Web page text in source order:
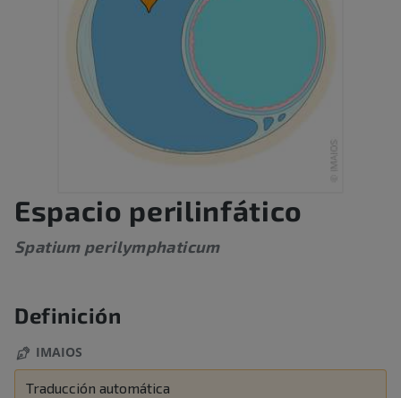
Espacio perilinfático
Spatium perilymphaticum
Definición
IMAIOS
Traducción automática